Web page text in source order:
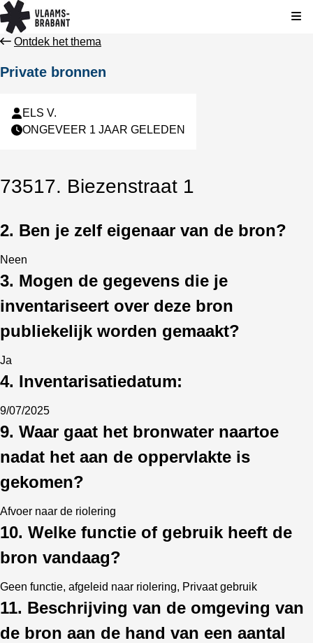
Ontdek het thema
Private bronnen
ELS V.
ONGEVEER 1 JAAR GELEDEN
73517. Biezenstraat 1
2. Ben je zelf eigenaar van de bron?
Neen
3. Mogen de gegevens die je
inventariseert over deze bron
publiekelijk worden gemaakt?
Ja
4. Inventarisatiedatum:
9/07/2025
9. Waar gaat het bronwater naartoe
nadat het aan de oppervlakte is
gekomen?
Afvoer naar de riolering
10. Welke functie of gebruik heeft de
bron vandaag?
Geen functie, afgeleid naar riolering, Privaat gebruik
11. Beschrijving van de omgeving van
de bron aan de hand van een aantal